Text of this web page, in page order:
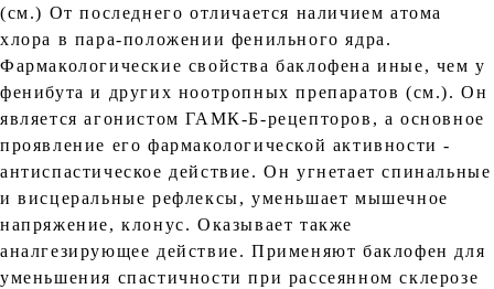
(см.) От последнего отличается наличием атома
хлора в пара-положении фенильного ядра.
Фармакологические свойства баклофена иные, чем у
фенибута и других ноотропных препаратов (см.). Он
является агонистом ГАМК-Б-рецепторов, а основное
проявление его фармакологической активности -
антиспастическое действие. Он угнетает спинальные
и висцеральные рефлексы, уменьшает мышечное
напряжение, клонус. Оказывает также
аналгезирующее действие. Применяют баклофен для
уменьшения спастичности при рассеянном склерозе